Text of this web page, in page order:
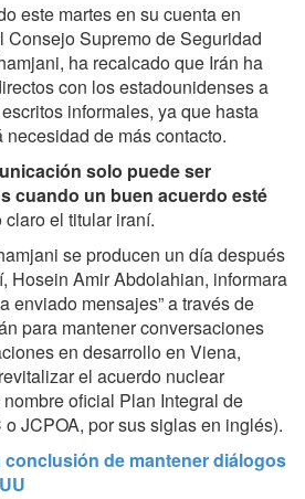
este martes en su cuenta en
Consejo Supremo de Seguridad
ha recalcado que Irán ha
con los estadounidenses a
informales, ya que hasta
de más contacto.
solo puede ser
cuando un buen acuerdo esté
claro el titular iraní.
se producen un día después
Hosein Amir Abdolahian, informara
enviado mensajes” a través de
para mantener conversaciones
en desarrollo en Viena,
el acuerdo nuclear
oficial Plan Integral de
JCPOA, por sus siglas en inglés).
conclusión de mantener diálogos